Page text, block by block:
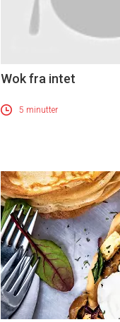
Wok fra intet
5 minutter